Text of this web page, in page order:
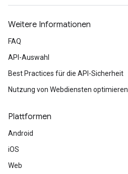
Weitere Informationen
FAQ
API-Auswahl
Best Practices für die API-Sicherheit
Nutzung von Webdiensten optimieren
Plattformen
Android
iOS
Web